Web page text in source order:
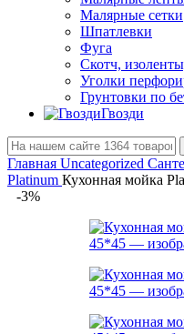
Малярные сетки
Шпатлевки
Фуга
Скотч,
Уголки
Грунтовки по
Гвозди
Главная Uncategorized
Platinum Кухонная мойка
-3%